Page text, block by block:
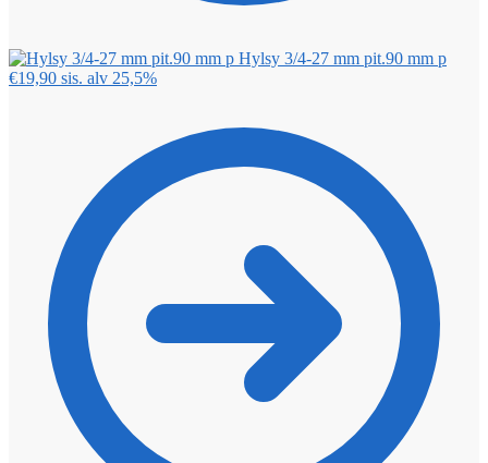
Hylsy 3/4-27 mm pit.90 mm p
€19,90 sis. alv 25,5%